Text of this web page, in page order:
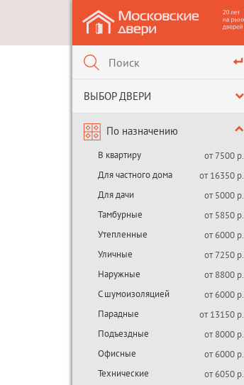
ВЫБОР ДВЕРИ
По назначению
В квартиру
от 7500 р.
Для частного дома
от 16350 р.
Для дачи
от 5000 р.
Тамбурные
от 5850 р.
Утепленные
от 6000 р.
Уличные
от 7250 р.
Наружные
от 8800 р.
С шумоизоляцией
от 6000 р.
Парадные
от 13150 р.
Подъездные
от 8000 р.
Офисные
от 6000 р.
Технические
от 6050 р.